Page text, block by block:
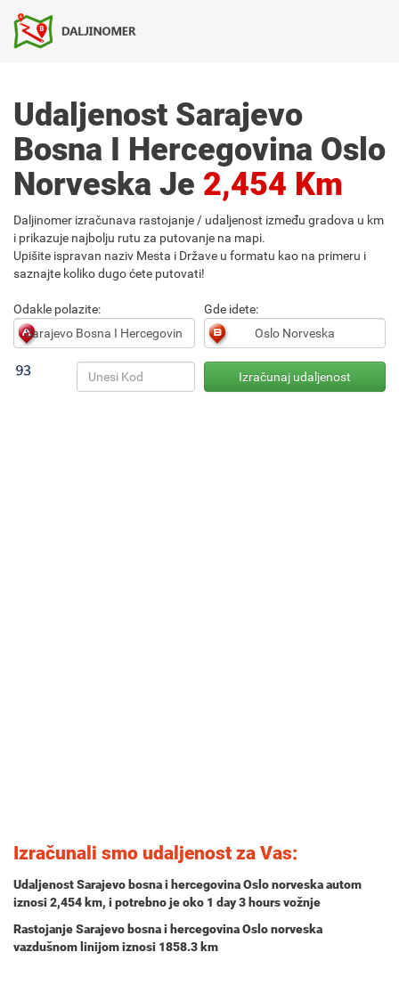
Udaljenost Sarajevo
Bosna I Hercegovina Oslo
Norveska Je 2,454 Km
Daljinomer izračunava rastojanje / udaljenost između gradova u km
i prikazuje najbolju rutu za putovanje na mapi.
Upišite ispravan naziv Mesta i Države u formatu kao na primeru i
saznajte koliko dugo ćete putovati!
Odakle polazite: Gde idete:
Izračunali smo udaljenost za Vas:
Udaljenost Sarajevo bosna i hercegovina Oslo norveska autom
iznosi 2,454 km, i potrebno je oko 1 day 3 hoursvožnje
Rastojanje Sarajevo bosna i hercegovina Oslo norveska
vazdušnom linijom iznosi 1858.3 km